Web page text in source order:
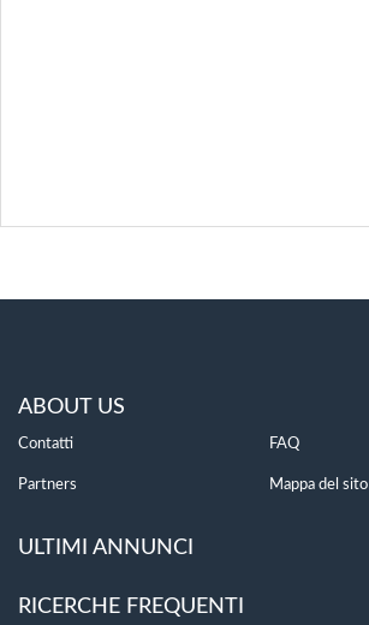
ABOUT US
Contatti FAQ
Partners Mappa del sito
ULTIMI ANNUNCI
RICERCHE FREQUENTI